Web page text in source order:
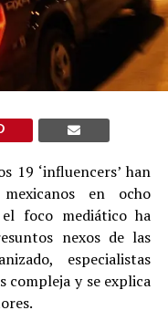
19 ‘influencers’ han
en ocho
foco mediático ha
nexos de las
especialistas
compleja y se explica